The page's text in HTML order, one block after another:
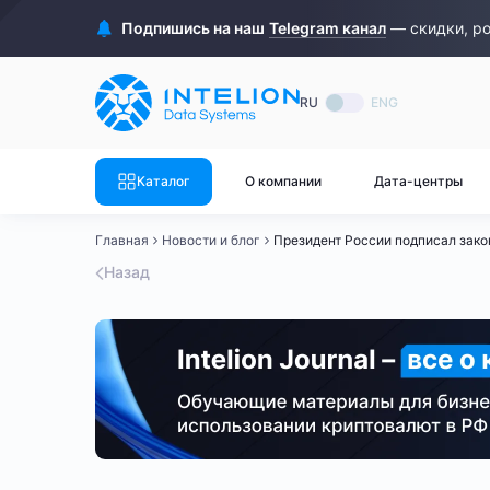
Подпишись на наш Telegram канал — скидки,
RU ENG
Каталог О компании Дата-центры
ASIC майнеры
Bitmain
Innosilicon
Iceriver
Смотреть весь каталог
Готовый
Готовый
Готовый
Готовый
Готовый
Главная Новости и блог Президент России подписал
Назад